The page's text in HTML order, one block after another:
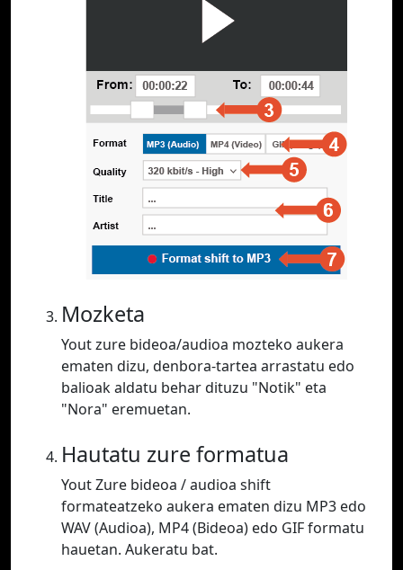
Mozketa
Yout zure bideoa/audioa mozteko aukera
ematen dizu, denbora-tartea arrastatu edo
balioak aldatu behar dituzu "Notik" eta
"Nora" eremuetan.
Hautatu zure formatua
Yout Zure bideoa / audioa shift
formateatzeko aukera ematen dizu MP3 edo
WAV (Audioa), MP4 (Bideoa) edo GIF formatu
hauetan. Aukeratu bat.